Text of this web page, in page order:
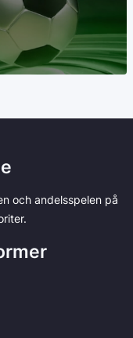
och andelsspelen på